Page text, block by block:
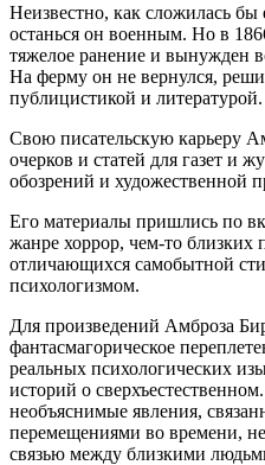
Неизвестно, как сложилась бы
останься он военным. Но в
тяжелое ранение и вынужден
На ферму он не вернулся,
публицистикой и литературой.
Свою писательскую карьеру
очерков и статей для газет и
обозрений и художественной
Его материалы пришлись по
жанре хоррор, чем-то близких
отличающихся самобытной
психологизмом.
Для произведений Амброза
фантасмагорическое
реальных психологических
историй о
необъяснимые явления,
перемещениями во времени,
связью между близкими